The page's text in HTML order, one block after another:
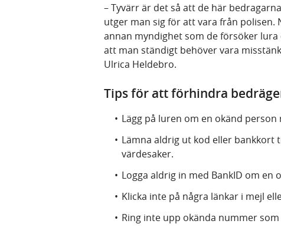
– Tyvärr är det så att de här
utger man sig för att vara från polisen.
annan myndighet som de försöker
att man ständigt behöver vara
Ulrica Heldebro.
Tips för att förhindra
Lägg på luren om en okänd person
Lämna aldrig ut kod eller bankkort
värdesaker.
Logga aldrig in med BankID om
Klicka inte på några länkar i mejl
Ring inte upp okända nummer